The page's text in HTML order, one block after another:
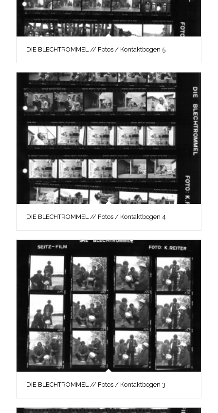
DIE BLECHTROMMEL // Fotos / Kontaktbogen 5
DIE BLECHTROMMEL // Fotos / Kontaktbogen 4
DIE BLECHTROMMEL // Fotos / Kontaktbogen 3